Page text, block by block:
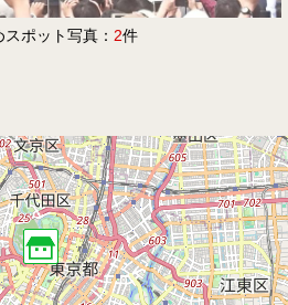
スポット写真： 2件